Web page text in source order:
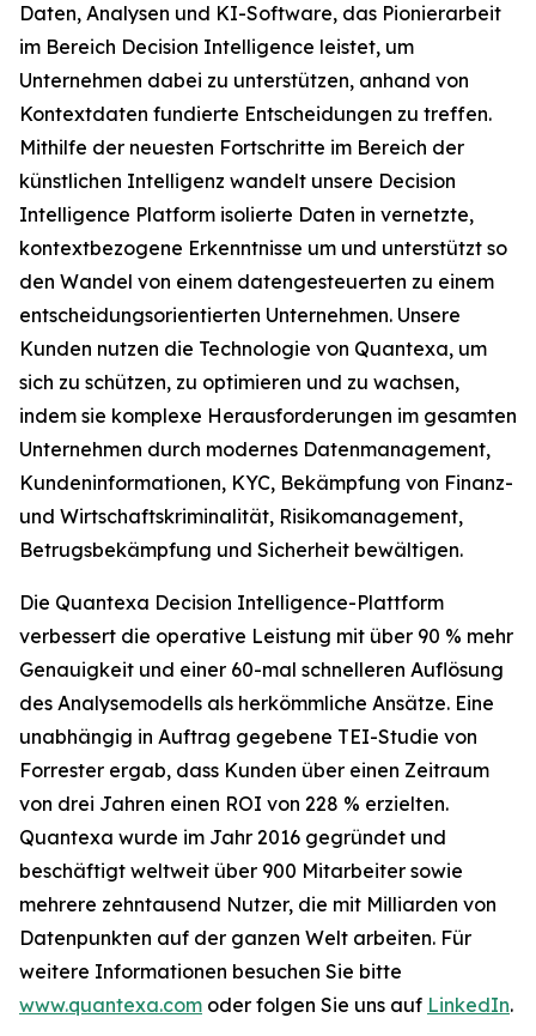
Daten, Analysen und KI-Software, das Pionierarbeit
im Bereich Decision Intelligence leistet, um
Unternehmen dabei zu unterstützen, anhand von
Kontextdaten fundierte Entscheidungen zu treffen.
Mithilfe der neuesten Fortschritte im Bereich der
künstlichen Intelligenz wandelt unsere Decision
Intelligence Platform isolierte Daten in vernetzte,
kontextbezogene Erkenntnisse um und unterstützt so
den Wandel von einem datengesteuerten zu einem
entscheidungsorientierten Unternehmen. Unsere
Kunden nutzen die Technologie von Quantexa, um
sich zu schützen, zu optimieren und zu wachsen,
indem sie komplexe Herausforderungen im gesamten
Unternehmen durch modernes Datenmanagement,
Kundeninformationen, KYC, Bekämpfung von Finanz-
und Wirtschaftskriminalität, Risikomanagement,
Betrugsbekämpfung und Sicherheit bewältigen.
Die Quantexa Decision Intelligence-Plattform
verbessert die operative Leistung mit über 90 % mehr
Genauigkeit und einer 60-mal schnelleren Auflösung
des Analysemodells als herkömmliche Ansätze. Eine
unabhängig in Auftrag gegebene TEI-Studie von
Forrester ergab, dass Kunden über einen Zeitraum
von drei Jahren einen ROI von 228 % erzielten.
Quantexa wurde im Jahr 2016 gegründet und
beschäftigt weltweit über 900 Mitarbeiter sowie
mehrere zehntausend Nutzer, die mit Milliarden von
Datenpunkten auf der ganzen Welt arbeiten. Für
weitere Informationen besuchen Sie bitte
www.quantexa.com oder folgen Sie uns auf LinkedIn.